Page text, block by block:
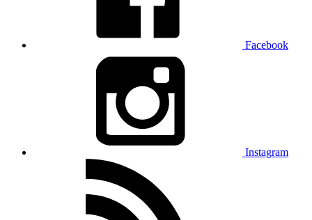
Facebook
Instagram